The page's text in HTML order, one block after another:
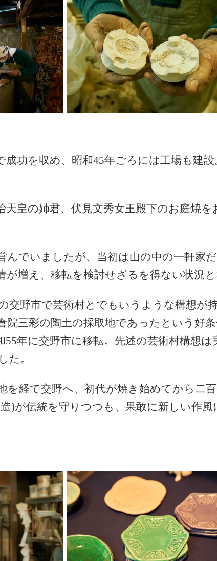
成功を収め、昭和45年ごろには工場も建
天皇の姉君、伏見文秀女王殿下のお庭焼
んでいましたが、当初は山の中の一軒家
が増え、移転を検討せざるを得ない状況
交野市で芸術村とでもいうような構想が
院三彩の陶土の採取地であったという好
55年に交野市に移転。先述の芸術村構想
た。
を経て交野へ、初代が焼き始めてから二
)が伝統を守りつつも、果敢に新しい作